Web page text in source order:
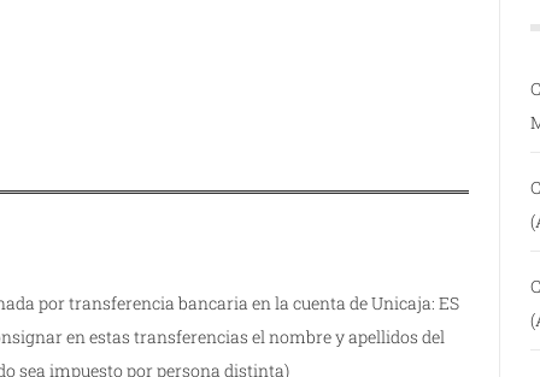
por transferencia bancaria en la cuenta de Unicaja: ES
en estas transferencias el nombre y apellidos del
sea impuesto por persona distinta)